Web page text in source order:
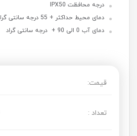
درجه محافظت IPX50
دمای محیط حداکثر + 55 درجه سانتی گراد
دمای آب 0 الی 90 + درجه سانتی گراد
قیمت:
تعداد :